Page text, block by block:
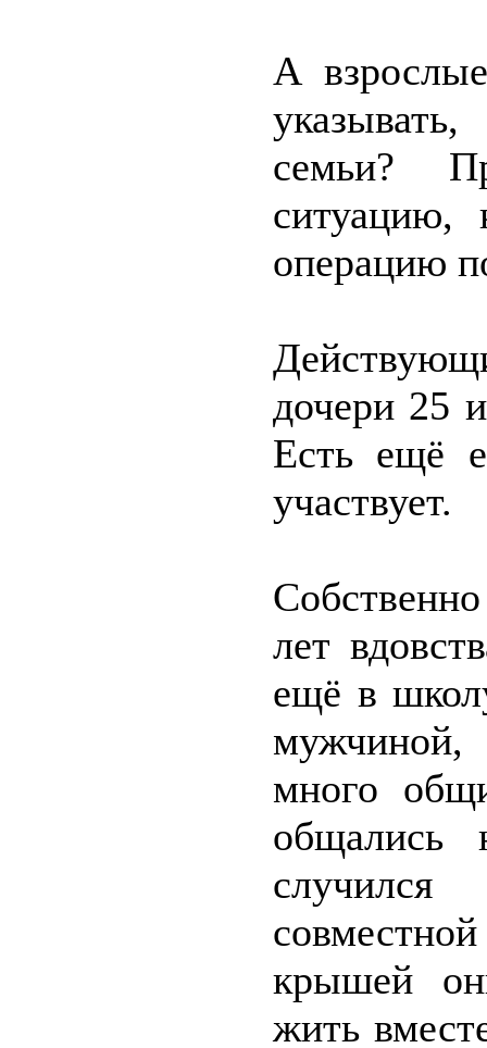
А
семьи?
ситуацию,
операцию
дочери 25
Есть ещё
участвует.
лет
ещё в
мужчиной,
много
общались
крышей
жить